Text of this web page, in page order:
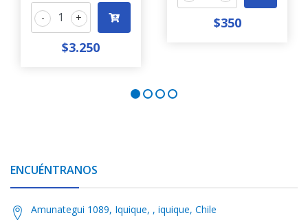
+
-
$3.250
$350
ENCUÉNTRANOS
Amunategui 1089, Iquique, , iquique, Chile